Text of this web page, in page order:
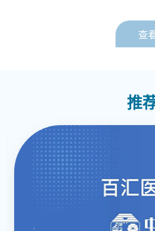
员、中国医药教育协会康
员。此外，他还主持和参
市科委课题、卫计委课题
院医师和中国康复医学会
查
推